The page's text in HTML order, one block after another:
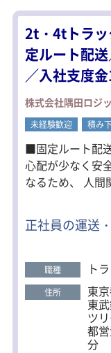
東大和市(1)
武蔵村山市(4)
羽村市(2)
西多摩郡(3)
2t・4tトラッ
定ルート配
／入社支度
株式会社隅田ロジ
未経験歓迎 積み
■固定ルート配
心配が少なく安
なるため、 人間
運行は一切なく
安定した環境で
研修を実施！ 先
があり、 その中
できます。 ■資格支援制度あり 会社全額負担で資格
を取得すること
ので、プライ
正社員の運送
職種 ト
住所 東
東
ツ
都
分